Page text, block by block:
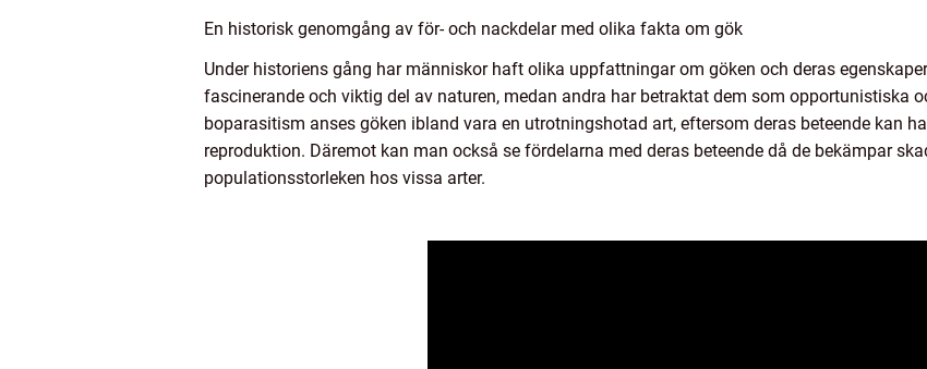
En historisk genomgång av för- och nackdelar med olika fakta om gök
Under historiens gång har människor haft olika uppfattningar om göken och deras
fascinerande och viktig del av naturen, medan andra har betraktat dem som opportunistiska
boparasitism anses göken ibland vara en utrotningshotad art, eftersom deras beteende kan
reproduktion. Däremot kan man också se fördelarna med deras beteende då de bekämpar
populationsstorleken hos vissa arter.